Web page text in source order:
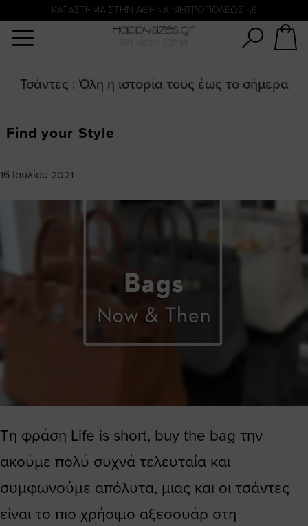
KATΑΣΤΗΜΑ ΣΤΗΝ ΑΘΗΝΑ ΜΗΤΡΟΠΟΛΕΩΣ 56
Τσάντες : Όλη η ιστορία τους έως το σήμερα
Find your Style
16 Ιουλίου 2021
Τη φράση Life is short, buy the bag την
ακούμε πολύ συχνά τελευταία και
συμφωνούμε απόλυτα, μιας και οι τσάντες
είναι το πιο χρήσιμο αξεσουάρ στη
Αναζήτηση